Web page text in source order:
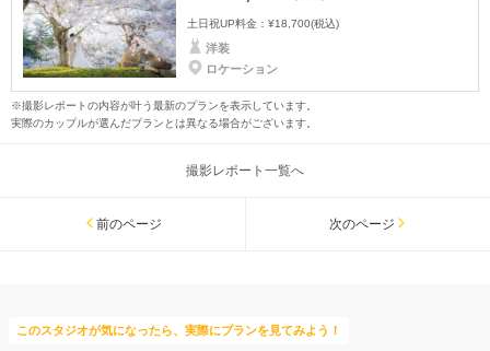
土日祝UP料金： ¥18,700(税込)
洋装
ロケーション
※撮影レポートの内容が叶う最新のプランを表示しています。
実際のカップルが選んだプランとは異なる場合がございます。
撮影レポート一覧へ
前のページ 次のページ
このスタジオが気になったら、実際にプランを見てみよう！